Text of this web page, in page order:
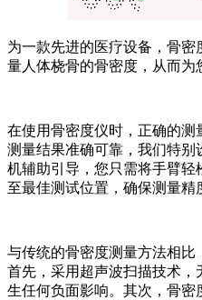
为一款先进的医疗设备，骨密
量人体桡骨的骨密度，从而为
在使用骨密度仪时，正确的
测量结果准确可靠，我们特
机辅助引导，您只需将手臂
至最佳测试位置，确保测量精
与传统的骨密度测量方法相比
首先，采用超声波扫描技术
生任何负面影响。其次，骨